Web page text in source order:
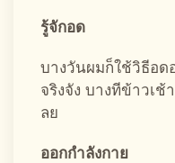
รู้จักอด
บางวันผมก็ใช้วิธีอด
จริงจัง บางทีข้าวเช้
ลย
ออกกำลังกาย